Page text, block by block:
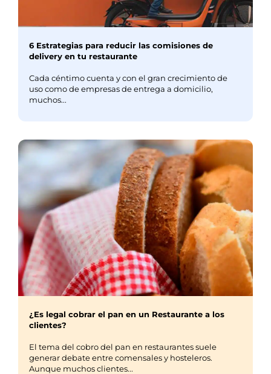
6 Estrategias para reducir las comisiones de
delivery en tu restaurante
Cada céntimo cuenta y con el gran crecimiento de
uso como de empresas de entrega a domicilio,
muchos...
¿Es legal cobrar el pan en un Restaurante a los
clientes?
El tema del cobro del pan en restaurantes suele
generar debate entre comensales y hosteleros.
Aunque muchos clientes...